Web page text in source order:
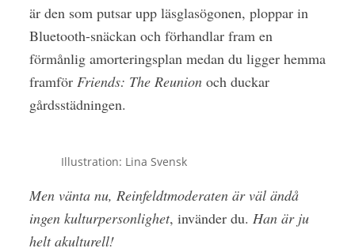
är den som putsar upp läsglasögonen, ploppar in
Bluetooth-snäckan och förhandlar fram en
förmånlig amorteringsplan medan du ligger hemma
framför Friends: The Reunion och duckar
gårdsstädningen.
Illustration: Lina Svensk
Men vänta nu, Reinfeldtmoderaten är väl ändå
ingen kulturpersonlighet, invänder du. Han är ju
helt akulturell!